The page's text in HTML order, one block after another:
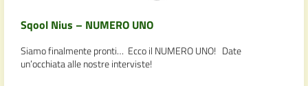
Sqool Nius – NUMERO UNO
Siamo finalmente pronti… Ecco il NUMERO UNO! Date
un’occhiata alle nostre interviste!